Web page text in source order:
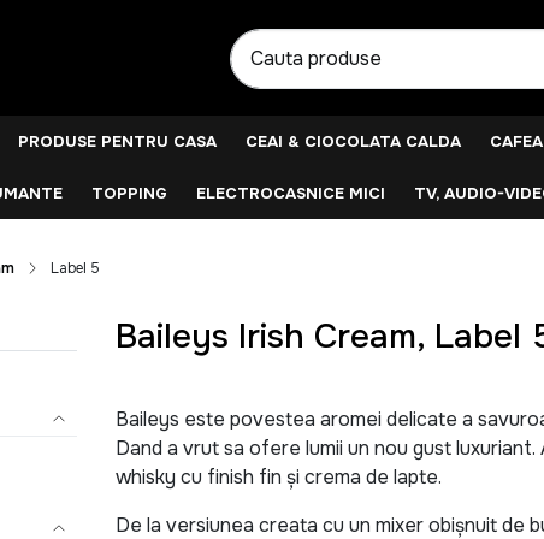
PRODUSE PENTRU CASA CEAI & CIOCOLATA CALDA CAFEA
TOPPING ELECTROCASNICE MICI TV, AUDIO-
Label 5
Baileys Irish Cream, Label
Baileys este povestea aromei delicate a
Dand a vrut sa ofere lumii un nou gust
whisky cu finish fin și crema de lapte.
De la versiunea creata cu un mixer obișnuit